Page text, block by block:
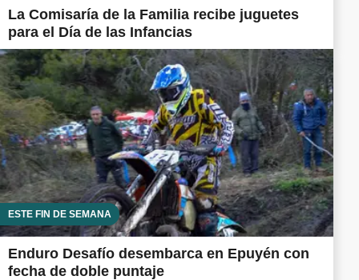
La Comisaría de la Familia recibe juguetes
para el Día de las Infancias
ESTE FIN DE SEMANA
Enduro Desafío desembarca en Epuyén con
fecha de doble puntaje